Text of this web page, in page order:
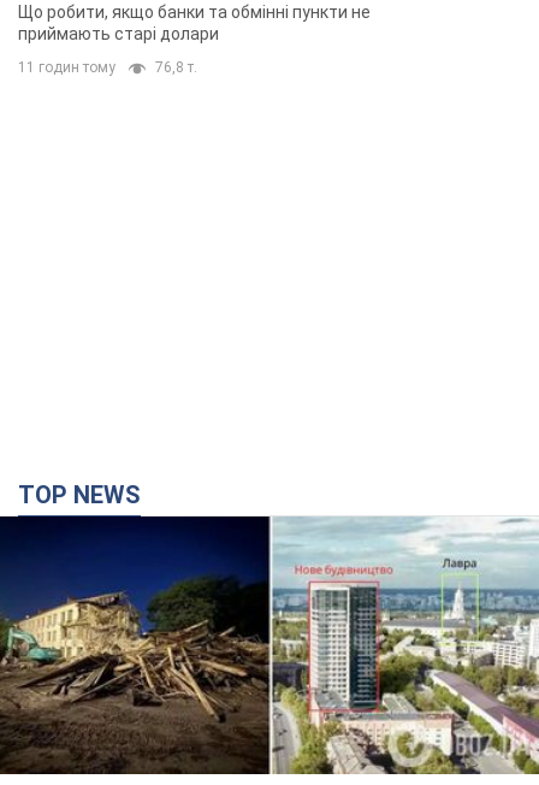
Що робити, якщо банки та обмінні пункти не
приймають старі долари
11 годин тому 76,8 т.
TOP NEWS